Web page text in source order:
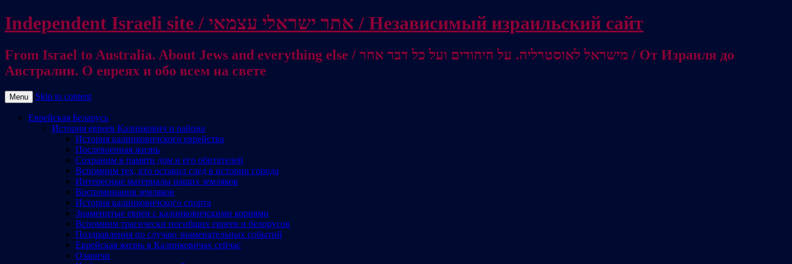
Independent Israeli site / אתר ישראלי עצמאי / Независимый израильский сайт
From Israel to Australia. About Jews and everything else / מישראל לאוסטרליה. על היהודים ועל כל דבר אחר / От Израиля до
Австралии. О евреях и обо всем на свете
Menu Skip to content
Еврейская Беларусь
История евреев Калинкович и района
История калинковичского еврейства
Послевоенная жизнь
Сохраним в памяти дом и его обитателей
Вспомним тех, кто оставил след в истории города
Интересные материалы наших земляков
Воспоминания земляков
История калинковичского спорта
Знаменитые евреи с калинковичскими корнями
Вспомним трагически погибших евреев и белорусов
Поздравления по случаю знаменательных событий
Еврейская жизнь в Калинковичах сейчас
Озаричи